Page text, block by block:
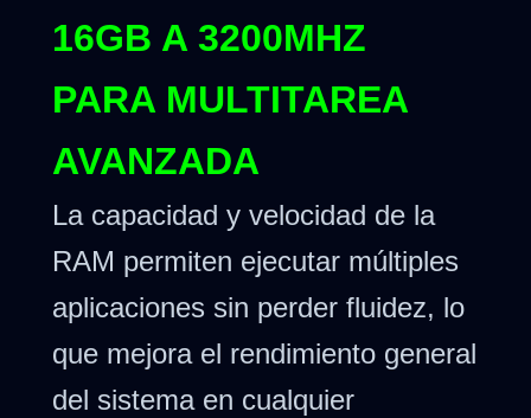
16GB A 3200MHZ
PARA MULTITAREA
AVANZADA
La capacidad y velocidad de la
RAM permiten ejecutar múltiples
aplicaciones sin perder fluidez, lo
que mejora el rendimiento general
del sistema en cualquier